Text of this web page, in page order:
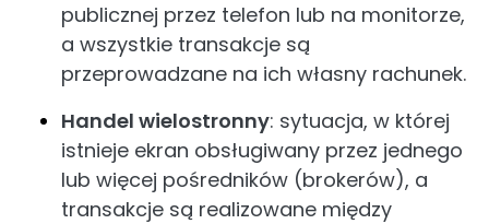
publicznej przez telefon lub na monitorze,
a wszystkie transakcje są
przeprowadzane na ich własny rachunek.
Handel wielostronny: sytuacja, w której
istnieje ekran obsługiwany przez jednego
lub więcej pośredników (brokerów), a
transakcje są realizowane między